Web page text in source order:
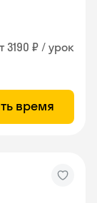
3190 ₽ / урок
время